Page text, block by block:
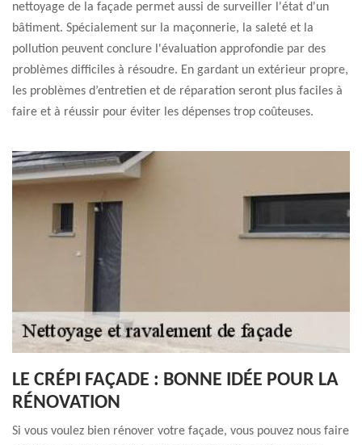
nettoyage de la façade permet aussi de surveiller l'état d'un
bâtiment. Spécialement sur la maçonnerie, la saleté et la
pollution peuvent conclure l'évaluation approfondie par des
problèmes difficiles à résoudre. En gardant un extérieur propre,
les problèmes d’entretien et de réparation seront plus faciles à
faire et à réussir pour éviter les dépenses trop coûteuses.
LE CRÉPI FAÇADE : BONNE IDÉE POUR LA
RÉNOVATION
Si vous voulez bien rénover votre façade, vous pouvez nous faire